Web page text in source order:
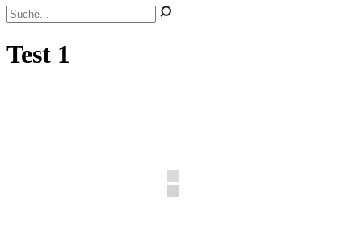
Test 1